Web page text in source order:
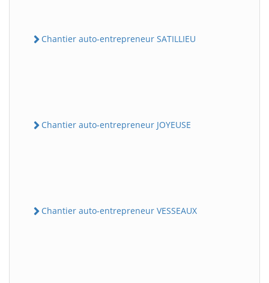
Chantier auto-entrepreneur SATILLIEU
Chantier auto-entrepreneur JOYEUSE
Chantier auto-entrepreneur VESSEAUX